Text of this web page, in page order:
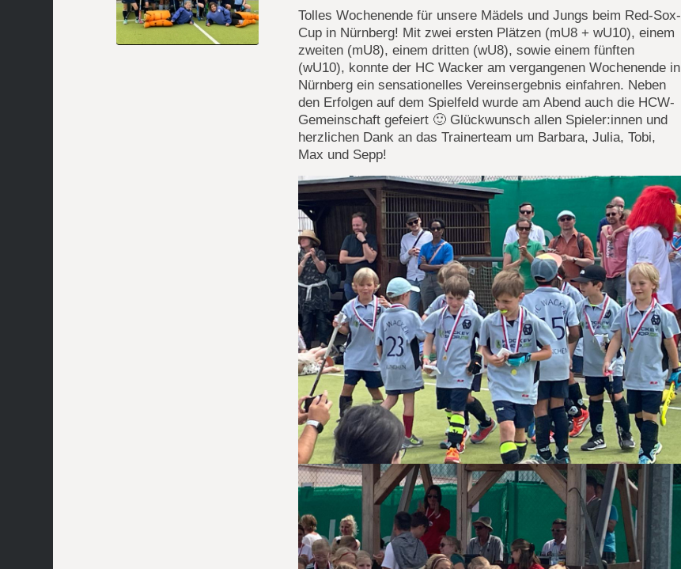
Tolles Wochenende für unsere Mädels und Jungs beim Red-Sox-
Cup in Nürnberg! Mit zwei ersten Plätzen (mU8 + wU10), einem
zweiten (mU8), einem dritten (wU8), sowie einem fünften
(wU10), konnte der HC Wacker am vergangenen Wochenende in
Nürnberg ein sensationelles Vereinsergebnis einfahren. Neben
den Erfolgen auf dem Spielfeld wurde am Abend auch die HCW-
Gemeinschaft gefeiert 🙂 Glückwunsch allen Spieler:innen und
herzlichen Dank an das Trainerteam um Barbara, Julia, Tobi,
Max und Sepp!